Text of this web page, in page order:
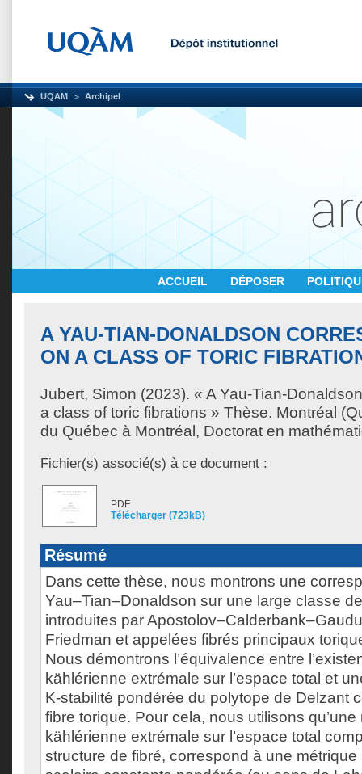
UQAM Archipel
ACCUEIL DÉPOSER
A YAU-TIAN-DONALDSON
ON A CLASS OF TORIC
Jubert, Simon (2023). « A Yau-Tian-
a class of toric fibrations » Thèse. Montréal
du Québec à Montréal, Doctorat en
Fichier(s) associé(s) à ce document :
PDF
Télécharger (723kB)
Résumé
Dans cette thèse, nous montrons une
Yau–Tian–Donaldson sur une large classe
introduites par
Friedman et appelées fibrés principaux
Nous démontrons l’équivalence entre
kählérienne extrémale sur l’espace total et
K-stabilité pondérée du polytope de Delzant
fibre torique. Pour cela, nous utilisons qu’une
kählérienne extrémale sur l’espace total
structure de fibré, correspond à une